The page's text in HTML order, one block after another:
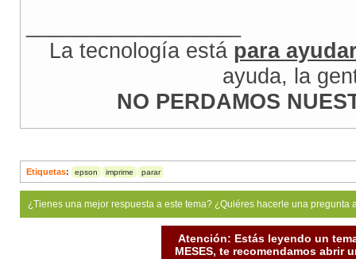
La tecnología está para
ayuda, la
NO PERDAMOS
Etiquetas: epson imprime parar
¿Tienes una mejor respuesta a este tema? ¿Quiéres hacerle una
Atención: Estás leyendo un
MESES, te recomendamos abrir